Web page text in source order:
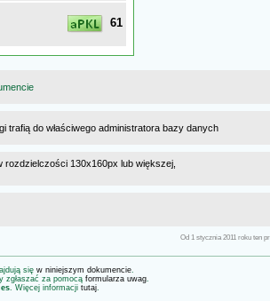
61
trafią do właściwego administratora bazy danych
rozdzielczości 130x160px lub większej,
Od 1 stycznia 2011 roku ten
się w niniejszym dokumencie.
zgłaszać za pomocą formularza uwag.
. Więcej informacji tutaj.